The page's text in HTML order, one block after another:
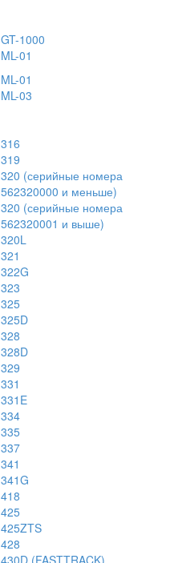
GT-1000
ML-01
ML-01
ML-03
316
319
320 (серийные номера
562320000 и меньше)
320 (серийные номера
562320001 и выше)
320L
321
322G
323
325
325D
328
328D
329
331
331E
334
335
337
341
341G
418
425
425ZTS
428
430D (FASTTRACK)